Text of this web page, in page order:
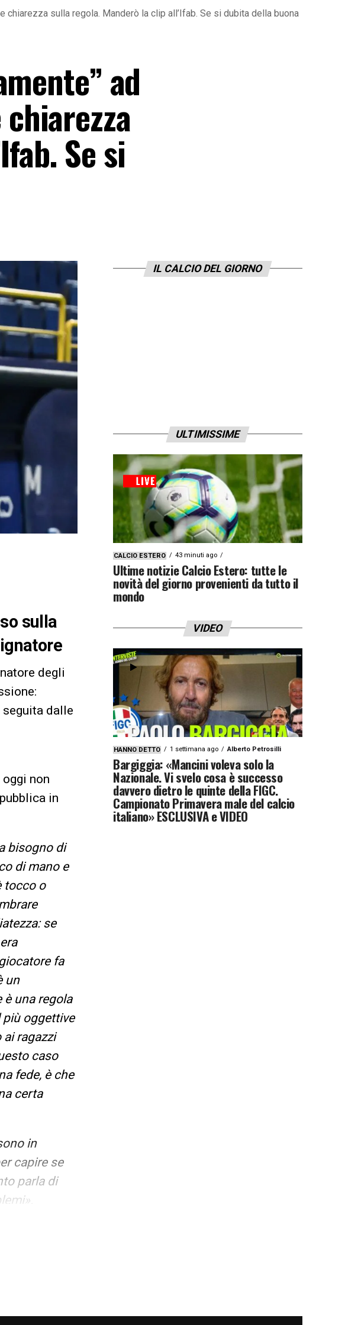
chiarezza sulla regola. Manderò la clip all’Ifab. Se si dubita della buona
ad
Se si
sulla
degli
seguita dalle
oggi non
in
bisogno di
di mano e
tocco o
se
fa
un
è una regola
più oggettive
ragazzi
caso
fede, è che
certa
in
capire se
parla di
di calcio:
IL CALCIO DEL GIORNO
ULTIMISSIME
CALCIO ESTERO 43 minuti ago
Ultime notizie Calcio Estero: tutte le
novità del giorno provenienti da tutto il
mondo
VIDEO
HANNO DETTO 1 settimana ago Alberto Petrosilli
Bargiggia: «Mancini voleva solo la
Nazionale. Vi svelo cosa è successo
davvero dietro le quinte della FIGC.
Campionato Primavera male del calcio
italiano» ESCLUSIVA e VIDEO